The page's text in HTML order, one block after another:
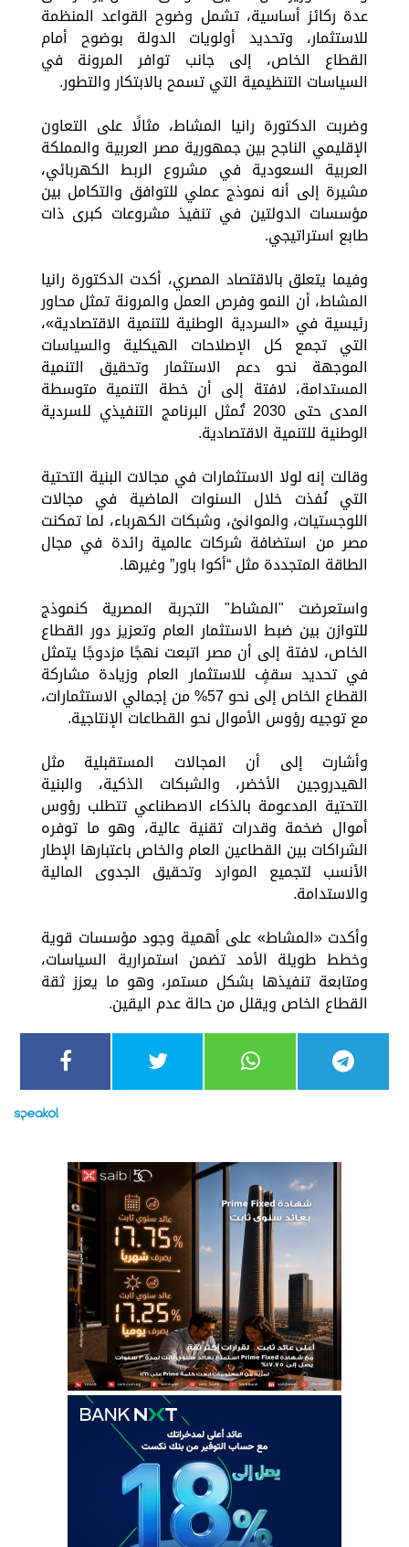
عدة ركائز أساسية، تشمل وضوح القواعد المنظمة
للاستثمار، وتحديد أولويات الدولة بوضوح أمام
القطاع الخاص، إلى جانب توافر المرونة في
السياسات التنظيمية التي تسمح بالابتكار والتطور.
وضربت الدكتورة رانيا المشاط، مثالًا على التعاون
الإقليمي الناجح بين جمهورية مصر العربية والمملكة
العربية السعودية في مشروع الربط الكهربائي،
مشيرة إلى أنه نموذج عملي للتوافق والتكامل بين
مؤسسات الدولتين في تنفيذ مشروعات كبرى ذات
طابع استراتيجي.
وفيما يتعلق بالاقتصاد المصري، أكدت الدكتورة رانيا
المشاط، أن النمو وفرص العمل والمرونة تمثل محاور
رئيسية في «السردية الوطنية للتنمية الاقتصادية»،
التي تجمع كل الإصلاحات الهيكلية والسياسات
الموجهة نحو دعم الاستثمار وتحقيق التنمية
المستدامة، لافتة إلى أن خطة التنمية متوسطة
المدى حتى 2030 تُمثل البرنامج التنفيذي للسردية
الوطنية للتنمية الاقتصادية.
وقالت إنه لولا الاستثمارات في مجالات البنية التحتية
التي نُفذت خلال السنوات الماضية في مجالات
اللوجستيات، والموانئ، وشبكات الكهرباء، لما تمكنت
مصر من استضافة شركات عالمية رائدة في مجال
الطاقة المتجددة مثل “أكوا باور” وغيرها.
واستعرضت "المشاط" التجربة المصرية كنموذج
للتوازن بين ضبط الاستثمار العام وتعزيز دور القطاع
الخاص، لافتة إلى أن مصر اتبعت نهجًا مزدوجًا يتمثل
في تحديد سقفٍ للاستثمار العام وزيادة مشاركة
القطاع الخاص إلى نحو 57% من إجمالي الاستثمارات،
مع توجيه رؤوس الأموال نحو القطاعات الإنتاجية.
وأشارت إلى أن المجالات المستقبلية مثل
الهيدروجين الأخضر، والشبكات الذكية، والبنية
التحتية المدعومة بالذكاء الاصطناعي تتطلب رؤوس
أموال ضخمة وقدرات تقنية عالية، وهو ما توفره
الشراكات بين القطاعين العام والخاص باعتبارها الإطار
الأنسب لتجميع الموارد وتحقيق الجدوى المالية
والاستدامة.
وأكدت «المشاط» على أهمية وجود مؤسسات قوية
وخطط طويلة الأمد تضمن استمرارية السياسات،
ومتابعة تنفيذها بشكل مستمر، وهو ما يعزز ثقة
القطاع الخاص ويقلل من حالة عدم اليقين.